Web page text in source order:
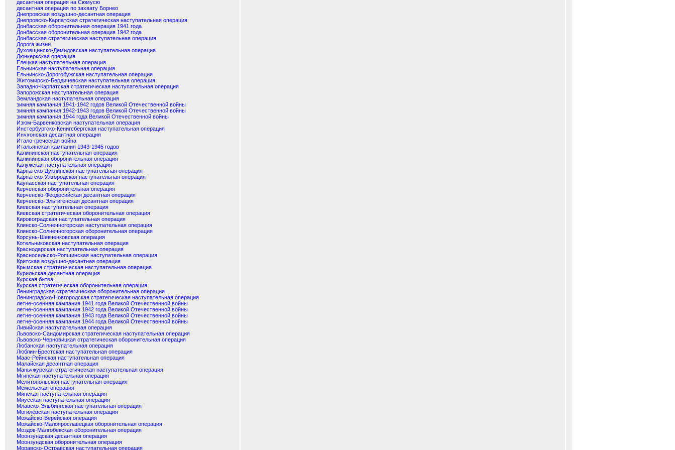
десантная операция на Сюмусю
десантная операция по захвату Борнео
Днепровская воздушно-десантная операция
Днепровско-Карпатская стратегическая наступательная операция
Донбасская оборонительная операция 1941 года
Донбасская оборонительная операция 1942 года
Донбасская стратегическая наступательная операция
Дорога жизни
Духовщинско-Демидовская наступательная операция
Дюнкеркская операция
Елецкая наступательная операция
Ельнинская наступательная операция
Ельнинско-Дорогобужская наступательная операция
Житомирско-Бердичевская наступательная операция
Западно-Карпатская стратегическая наступательная операция
Запорожская наступательная операция
Земландская наступательная операция
зимняя кампания 1941-1942 годов Великой Отечественной войны
зимняя кампания 1942-1943 годов Великой Отечественной войны
зимняя кампания 1944 года Великой Отечественной войны
Изюм-Барвенковская наступательная операция
Инстербургско-Кенигсбергская наступательная операция
Инчхонская десантная операция
Итало-греческая война
Итальянская кампания 1943-1945 годов
Калининская наступательная операция
Калининская оборонительная операция
Калужская наступательная операция
Карпатско-Дуклинская наступательная операция
Карпатско-Ужгородская наступательная операция
Каунасская наступательная операция
Керченская оборонительная операция
Керченско-Феодосийская десантная операция
Керченско-Эльтигенская десантная операция
Киевская наступательная операция
Киевская стратегическая оборонительная операция
Кировоградская наступательная операция
Клинско-Солнечногорская наступательная операция
Клинско-Солнечногорская оборонительная операция
Корсунь-Шевченковская операция
Котельниковская наступательная операция
Краснодарская наступательная операция
Красносельско-Ропшинская наступательная операция
Критская воздушно-десантная операция
Крымская стратегическая наступательная операция
Курильская десантная операция
Курская битва
Курская стратегическая оборонительная операция
Ленинградская стратегическая оборонительная операция
Ленинградско-Новгородская стратегическая наступательная операция
летне-осенняя кампания 1941 года Великой Отечественной войны
летне-осенняя кампания 1942 года Великой Отечественной войны
летне-осенняя кампания 1943 года Великой Отечественной войны
летне-осенняя кампания 1944 года Великой Отечественной войны
Ливийская наступательная операция
Львовско-Сандомирская стратегическая наступательная операция
Львовско-Черновицкая стратегическая оборонительная операция
Любанская наступательная операция
Люблин-Брестская наступательная операция
Маас-Рейнская наступательная операция
Малайская десантная операция
Маньчжурская стратегическая наступательная операция
Мгинская наступательная операция
Мелитопольская наступательная операция
Мемельская операция
Минская наступательная операция
Миусская наступательная операция
Млавско-Эльбингская наступательная операция
Могилёвская наступательная операция
Можайско-Верейская операция
Можайско-Малоярославецкая оборонительная операция
Моздок-Малгобекская оборонительная операция
Моонзундская десантная операция
Моонзундская оборонительная операция
Моравско-Остравская наступательная операция